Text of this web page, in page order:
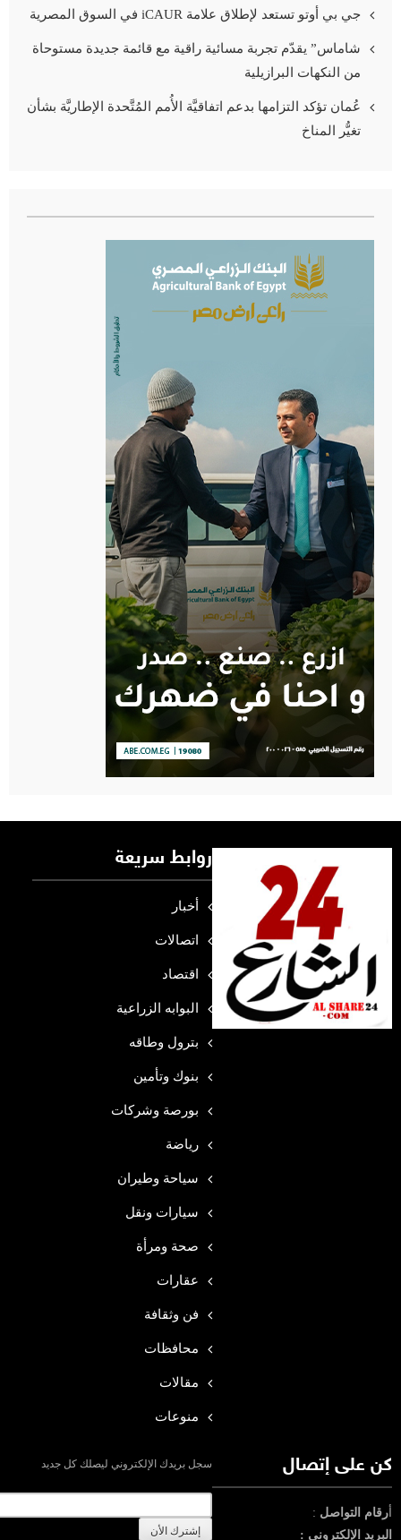
جي بي أوتو تستعد لإطلاق علامة iCAUR في السوق المصرية
شاماس” يقدّم تجربة مسائية راقية مع قائمة جديدة مستوحاة
من النكهات البرازيلية
عُمان تؤكد التزامها بدعم اتفاقيَّة الأُمم المُتَّحدة الإطاريَّة بشأن
تغيُّر المناخ
روابط سريعة
أخبار
اتصالات
اقتصاد
البوابه الزراعية
بترول وطاقه
بنوك وتأمين
بورصة وشركات
رياضة
سياحة وطيران
سيارات ونقل
صحة ومرأة
عقارات
فن وثقافة
محافظات
مقالات
منوعات
كن على إتصال
رقام التواصل :
البريد الإلكترونى :
سجل بريدك الإلكتروني ليصلك كل جديد